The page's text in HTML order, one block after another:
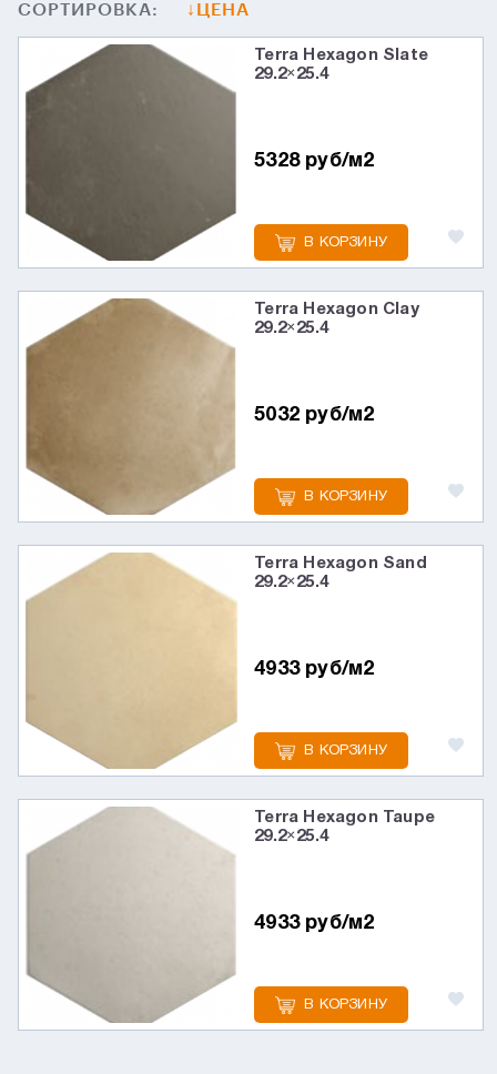
СОРТИРОВКА: ЦЕНА
Terra Hexagon Slate
29.2×25.4
5328 руб/м2
В КОРЗИНУ
Terra Hexagon Clay
29.2×25.4
5032 руб/м2
В КОРЗИНУ
Terra Hexagon Sand
29.2×25.4
4933 руб/м2
В КОРЗИНУ
Terra Hexagon Taupe
29.2×25.4
4933 руб/м2
В КОРЗИНУ